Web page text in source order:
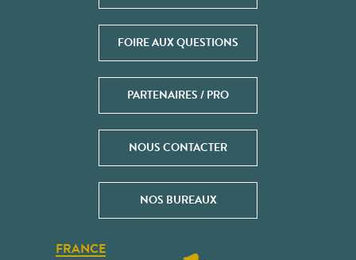
FOIRE AUX QUESTIONS
PARTENAIRES / PRO
NOUS CONTACTER
NOS BUREAUX
FRANCE